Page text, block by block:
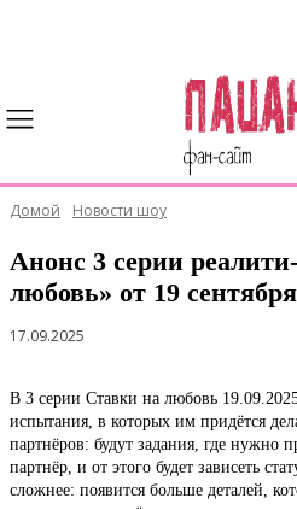
Домой Новости шоу
Анонс 3 серии
любовь» от 19
17.09.2025
В 3 серии Ставки на любовь
испытания, в которых им придётся
партнёров: будут задания, где нужно
партнёр, и от этого будет зависеть
сложнее: появится больше деталей,